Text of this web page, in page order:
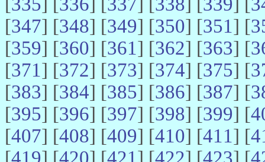
[347] [348] [349] [350] [351] [
[359] [360] [361] [362] [363] [
[371] [372] [373] [374] [375] [
[383] [384] [385] [386] [387] [
[395] [396] [397] [398] [399] [
[407] [408] [409] [410] [411] [
[419] [420] [421] [422] [423] [